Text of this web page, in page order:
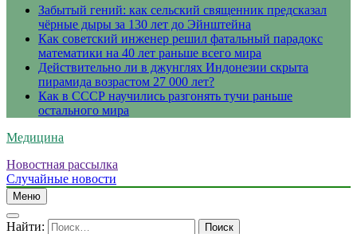
Забытый гений: как сельский священник предсказал
чёрные дыры за 130 лет до Эйнштейна
Как советский инженер решил фатальный парадокс
математики на 40 лет раньше всего мира
Действительно ли в джунглях Индонезии скрыта
пирамида возрастом 27 000 лет?
Как в СССР научились разгонять тучи раньше
остального мира
Медицина
Новостная рассылка
Случайные новости
Меню
Найти: